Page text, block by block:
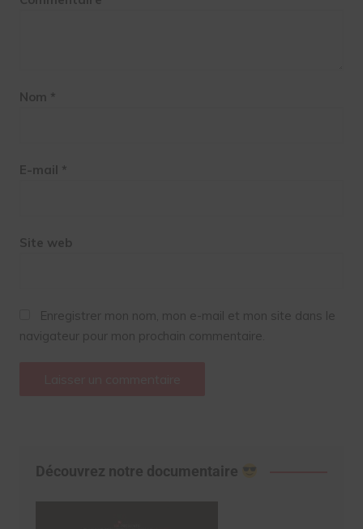
Nom *
E-mail *
Site web
Enregistrer mon nom, mon e-mail et mon site dans le
navigateur pour mon prochain commentaire.
Découvrez notre documentaire